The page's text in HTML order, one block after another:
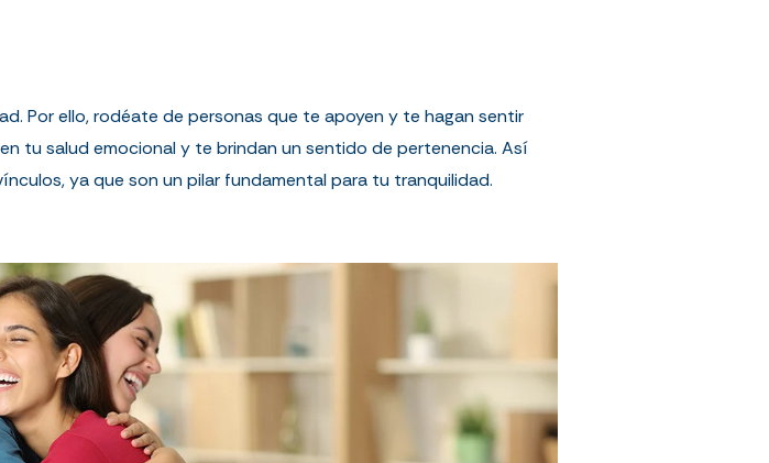
Por ello, rodéate de personas que te apoyen y te hagan sentir
tu salud emocional y te brindan un sentido de pertenencia. Así
ya que son un pilar fundamental para tu tranquilidad.